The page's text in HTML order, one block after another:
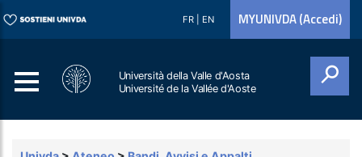
FR EN MYUNIVDA (Accedi)
Università della Valle d'Aosta
Université de la Vallée d'Aoste